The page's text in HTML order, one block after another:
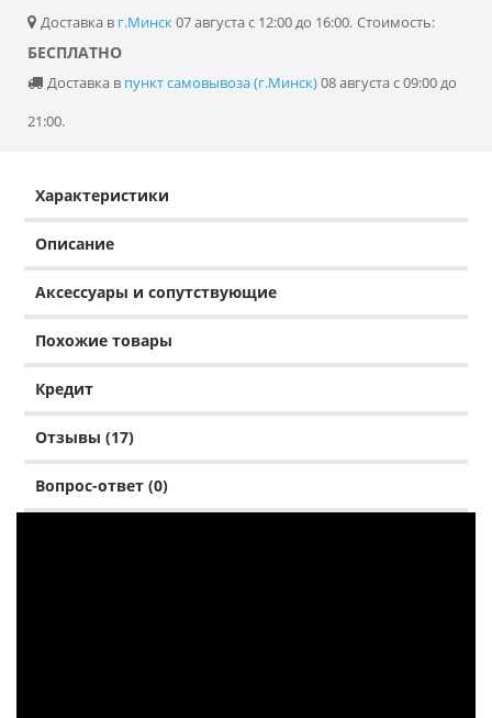
Доставка в г.Минск07 августа с 12:00 до 16:00. Стоимость:
БЕСПЛАТНО
Доставка в пункт самовывоза (г.Минск)08 августа с 09:00 до
21:00.
Характеристики
Описание
Аксессуары и сопутствующие
Похожие товары
Кредит
Отзывы (17)
Вопрос-ответ (0)